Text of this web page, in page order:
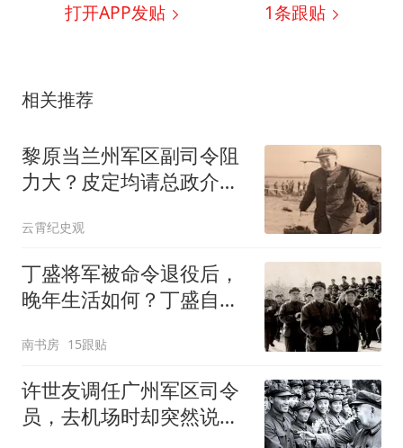
打开APP发贴 1条跟贴
相关推荐
黎原当兰州军区副司令阻
力大？皮定均请总政介
云霄纪史观
丁盛将军被命令退役后，
晚年生活如何？丁盛自
南书房 15跟贴
许世友调任广州军区司令
员，去机场时却突然说：